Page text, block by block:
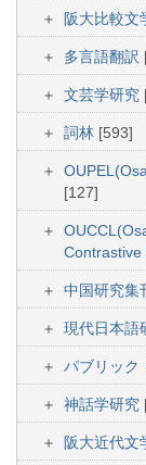
阪大比較文
多言語翻訳
文芸学研究
詞林 [593]
[127]
Contrastive
中国研究集
現代日本語
パブリック
神話学研究
阪大近代文